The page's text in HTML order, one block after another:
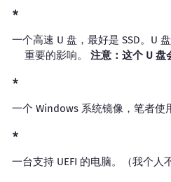
一个高速 U 盘，最好是 SSD。U
重要的影响。 注意：这个 U 盘
一个 Windows 系统镜像，笔者使
一台支持 UEFI 的电脑。（我个人